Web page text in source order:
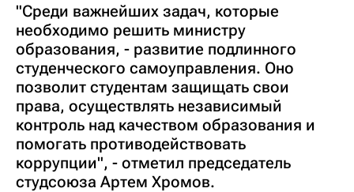
"Среди важнейших задач, которые
необходимо решить министру
образования, - развитие подлинного
студенческого самоуправления. Оно
позволит студентам защищать свои
права, осуществлять независимый
контроль над качеством образования и
помогать противодействовать
коррупции", - отметил председатель
студсоюза Артем Хромов.